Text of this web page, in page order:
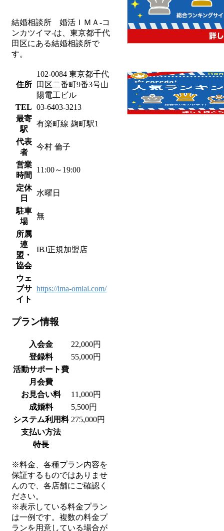
結婚相談所 婚活ＩＭＡ-コ
ンカツイマ-は、東京都千代
田区にある結婚相談所で
す。
住所
102-0084 東京都千代
田区二番町9番3号山
陽電工ビル
TEL 03-6403-3213
最寄
駅
有楽町線 麹町駅1
代表
者
今村 倫子
営業
時間
11:00～19:00
定休
日
水曜日
駐車
場
無
所属
連
盟・
協会
IBJ正規加盟店
ウェ
ブサ
イト
https://ima-omiai.com/
プラン情報
入会金
22,000円
登録料
55,000円
活動サポート費
月会費
お見合い料
11,000円
成婚料
5,500円
システム利用料 275,000円
支払い方法
特長
※料金、各種プラン内容を
保証するものではありませ
んので、各店舗にご確認く
ださい。
※表示している料金プラン
は一例です。複数の料金プ
ランを用意している場合が